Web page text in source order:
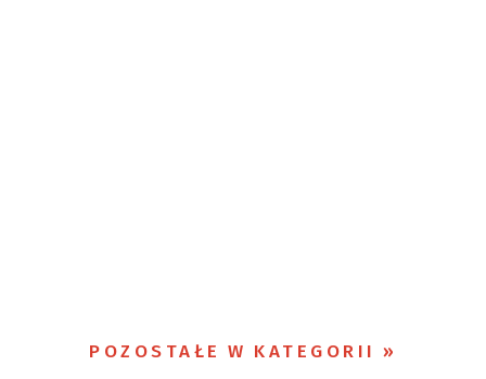
POZOSTAŁE W KATEGORII